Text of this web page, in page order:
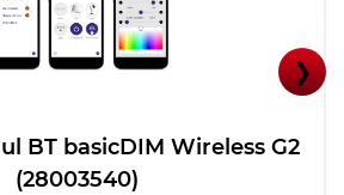
BT basicDIM Wireless G2
(28003540)
❯